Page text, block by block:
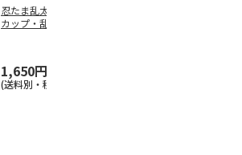
忍たま乱太郎 マグ
カップ・乱太郎・き
1,650円
(送料別・税込)